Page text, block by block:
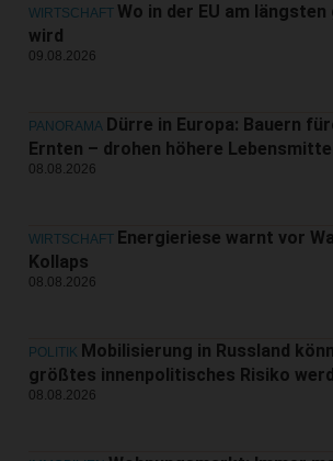
WIRTSCHAFT Wo in der EU am
wird
09.08.2026
PANORAMA Dürre in Europa: Bauern
Ernten – drohen höhere
08.08.2026
WIRTSCHAFT Energieriese warnt vor
Kollaps
08.08.2026
POLITIK Mobilisierung in Russland
größtes innenpolitisches Risiko
08.08.2026